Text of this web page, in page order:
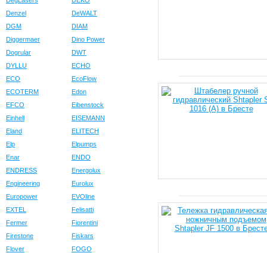
Denzel
DeWALT
DGM
DIAM
Diggermaer
Dino Power
Dogrular
DWT
DYLLU
ECHO
ECO
EcoFlow
ECOTERM
Edon
EFCO
Eibenstock
Einhell
EISEMANN
Eland
ELITECH
Elp
Elpumps
Enar
ENDO
ENDRESS
Energolux
Engineering
Eurolux
Europower
EVOline
EXTEL
Felisatti
Fermer
Fiorentini
Firestone
Fiskars
Flover
FOGO